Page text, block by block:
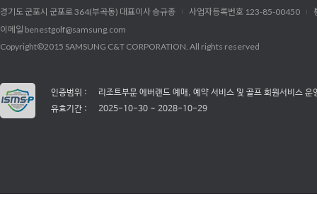
경기도 군포시 군포로 364(부곡동) 대표이사 송규종
사업자등록번호 123-85-00450
이메일 benestgolf@samsung.com
Copyright©2015 SAMSUNG C&T CORPORATION. All rights reserved
인증범위 :
리조트부문 에버랜드 예매, 예약 서비스 및 골프 회원서비스 운
유효기간 :
2025-10-30 ~ 2028-10-29